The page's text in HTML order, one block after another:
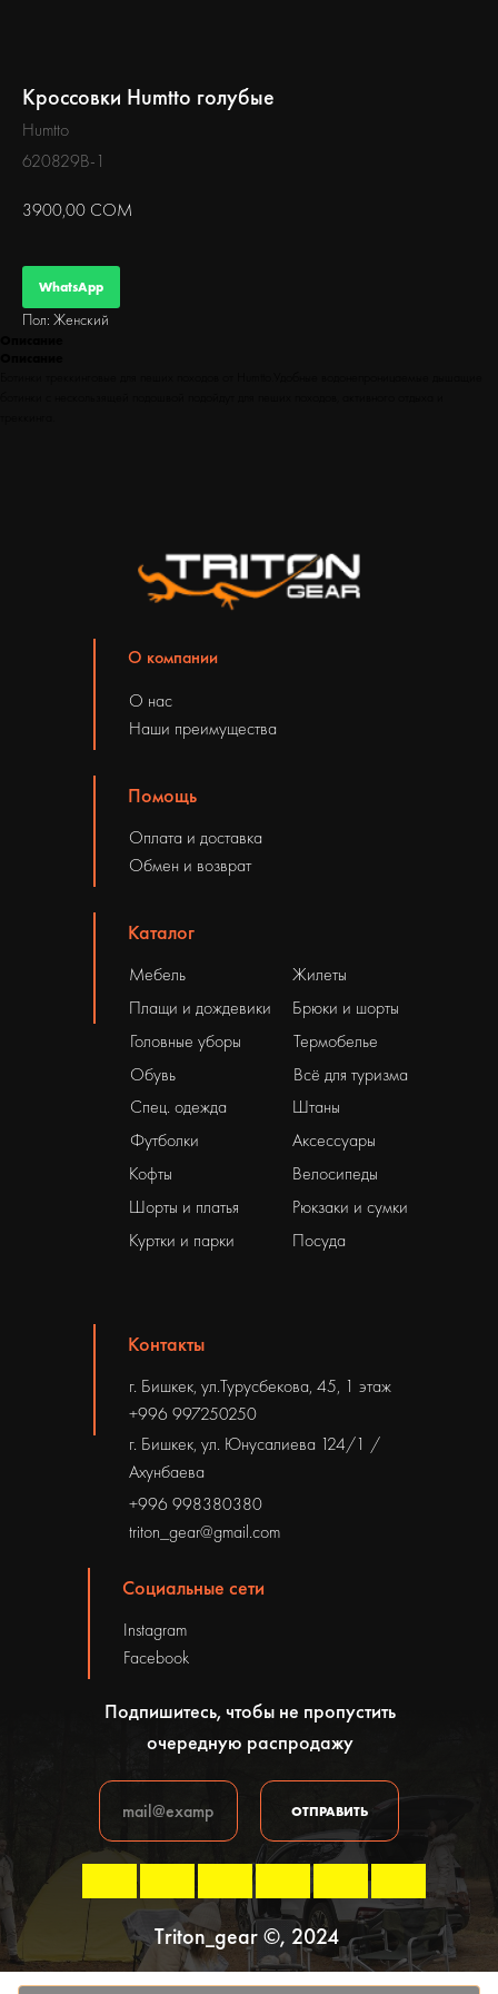
Кроссовки Humtto голубые
Humtto
620829B-1
3900,00 СОМ
WhatsApp
Пол: Женский
Подпишитесь, чтобы не пропустить
очередную распродажу
Triton_gear ©, 2024
Политика конфиденциальности
ОТПРАВИТЬ
О компании
О нас
Наши преимущества
Помощь
Оплата и доставка
Обмен и возврат
Контакты
г. Бишкек, ул.Турусбекова, 45, 1 этаж
г. Бишкек, ул. Юнусалиева 124/1 /
Ахунбаева
+996 998380380
triton_gear@gmail.com
+996 997250250
Жилеты
Каталог
Плащи и дождевики
Головные уборы
Обувь
Штаны
Рюкзаки и сумки
Мебель
Брюки и шорты
Термобелье
Всё для туризма
Велосипеды
Аксессуары
Спец. одежда
Футболки
Куртки и парки
Кофты
Шорты и платья
Посуда
Социальные сети
Instagram
Facebook